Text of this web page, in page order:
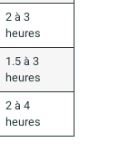
2 à 3
heures
1.5 à 3
heures
2 à 4
heures